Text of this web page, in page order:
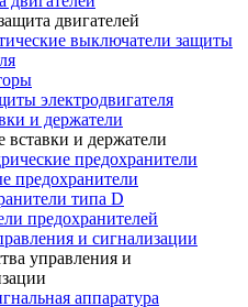
двигателей
выключатели защиты
электродвигателя
и держатели
вставки и держатели
предохранители
предохранители
типа D
предохранителей
и сигнализации
управления и
аппаратура